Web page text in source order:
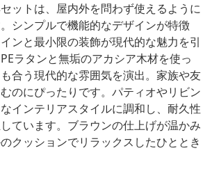
ットは、屋内外を問わず使えるように
シンプルで機能的なデザインが特徴
ンと最小限の装飾が現代的な魅力を引
ラタンと無垢のアカシア木材を使っ
合う現代的な雰囲気を演出。家族や友
のにぴったりです。パティオやリビン
インテリアスタイルに調和し、耐久性
ています。ブラウンの仕上げが温かみ
クッションでリラックスしたひととき